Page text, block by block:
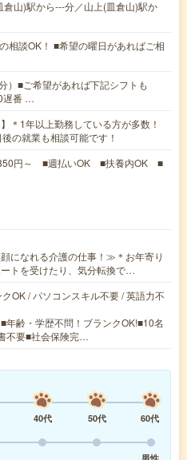
山)駅から---分／山上(皿倉山)駅か
相談OK！ ■希望の曜日があればご相
）■ご希望があれば下記シフトも
遅番 …
＊1年以上勤務している方が多数！
の就業も相談可能です！
円～ ■週払いOK ■扶養内OK ■
になれる介護の仕事！≫＊お年寄り
トを受けたり、気分転換で…
OK / パソコンスキル不要 / 英語力不
年齢・学歴不問！ブランクOK!■10名
不要■社会保険完…
40代 50代
60代